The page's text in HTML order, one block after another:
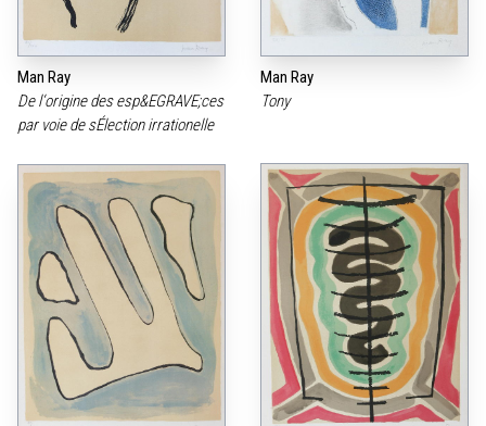
Man Ray
De l‘origine des esp&EGRAVE;ces
par voie de sÉlection irrationelle
Man Ray
Tony